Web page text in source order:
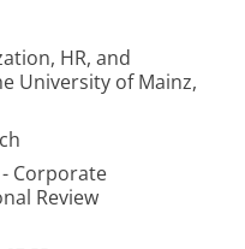
HR, and
University of Mainz,
Corporate
Review